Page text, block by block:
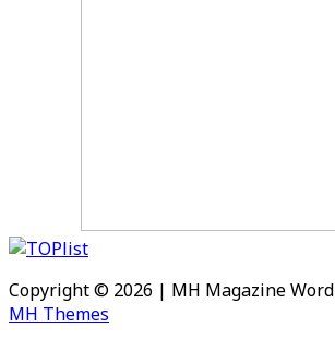
Copyright © 2026 | MH Magazine
MH Themes